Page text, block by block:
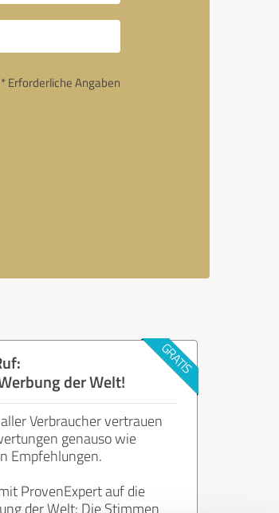
* Erforderliche Angaben
der Welt!
Verbraucher vertrauen
genauso wie
Empfehlungen.
ProvenExpert auf die
der Welt: Die Stimmen